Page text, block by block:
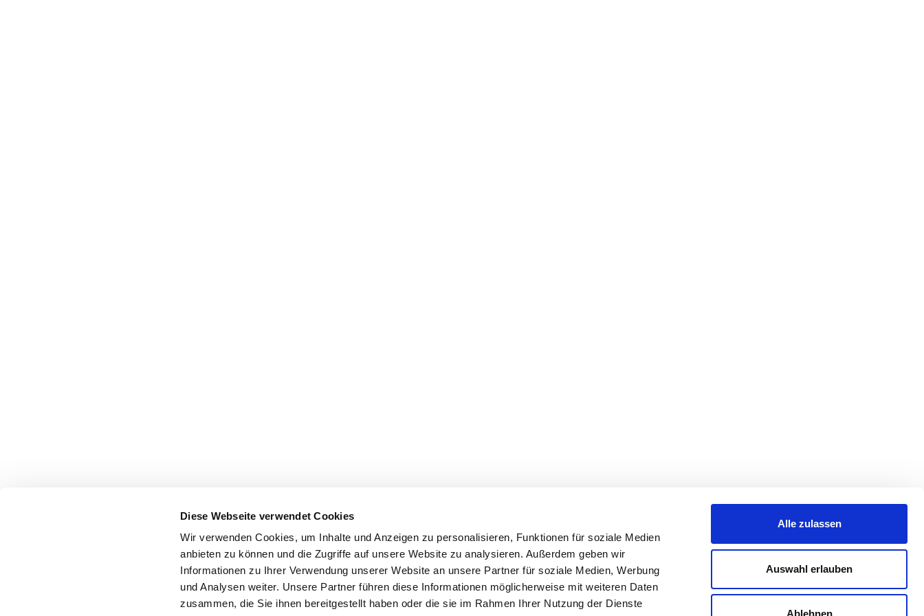
Diese Webseite verwendet Cookies
Wir verwenden Cookies, um Inhalte und Anzeigen zu personalisieren, Funktionen für soziale Medien
anbieten zu können und die Zugriffe auf unsere Website zu analysieren. Außerdem geben wir
Informationen zu Ihrer Verwendung unserer Website an unsere Partner für soziale Medien, Werbung
und Analysen weiter. Unsere Partner führen diese Informationen möglicherweise mit weiteren Daten
zusammen, die Sie ihnen bereitgestellt haben oder die sie im Rahmen Ihrer Nutzung der Dienste
Alle zulassen
Auswahl erlauben
Ablehnen